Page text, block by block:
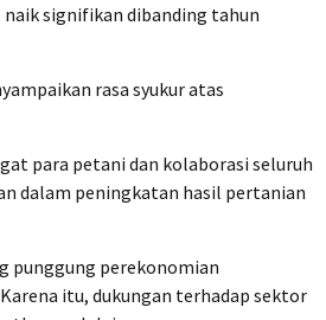
signifikan dibanding tahun
rasa syukur atas
para petani dan kolaborasi seluruh
dalam peningkatan hasil pertanian
punggung perekonomian
itu, dukungan terhadap sektor